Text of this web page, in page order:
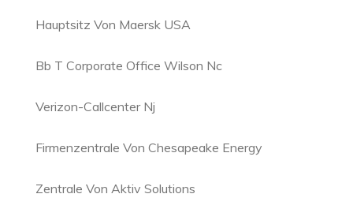
Hauptsitz Von Maersk USA
Bb T Corporate Office Wilson Nc
Verizon-Callcenter Nj
Firmenzentrale Von Chesapeake Energy
Zentrale Von Aktiv Solutions